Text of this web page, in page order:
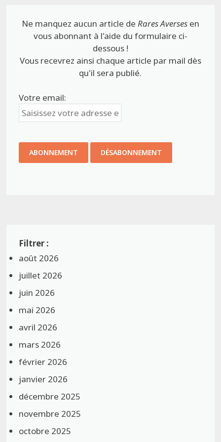
Ne manquez aucun article de Rares Aversesen
vous abonnant à l'aide du formulaire ci-
dessous !
Vous recevrez ainsi chaque article par mail dès
qu'il sera publié.
Votre email:
août 2026
juillet 2026
juin 2026
mai 2026
avril 2026
mars 2026
février 2026
janvier 2026
décembre 2025
novembre 2025
octobre 2025